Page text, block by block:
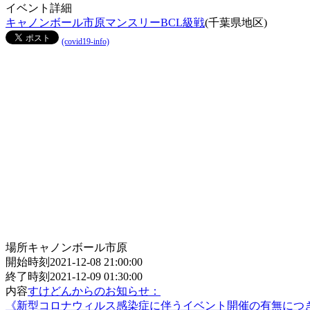
イベント詳細
キャノンボール市原マンスリーBCL級戦(千葉県地区)
(covid19-info)
場所キャノンボール市原
開始時刻 2021-12-08 21:00:00
終了時刻 2021-12-09 01:30:00
内容すけどんからのお知らせ：
《新型コロナウィルス感染症に伴うイベント開催の有無につ